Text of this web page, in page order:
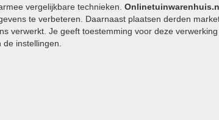
vergelijkbare technieken.
te verbeteren. Daarnaast plaatsen derden
verwerkt. Je geeft toestemming voor deze
instellingen.
Welke tuinstijl past bij mij
Strakke tuin inrichten
Legverbanden gebakken bestrating